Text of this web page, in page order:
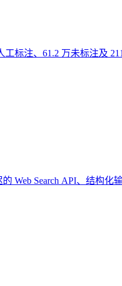
标注、61.2 万未标注及
Web Search API、结构